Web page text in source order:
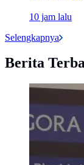
10 jam lalu
Selengkapnya
Berita